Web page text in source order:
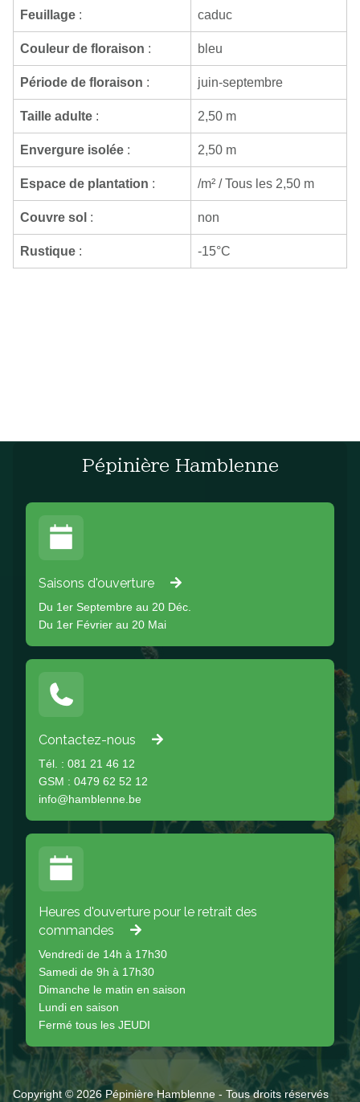
Feuillage : caduc
Couleur de floraison : bleu
Période de floraison : juin-septembre
Taille adulte : 2,50 m
Envergure isolée : 2,50 m
Espace de plantation : /m² / Tous les 2,50 m
Couvre sol : non
Rustique : -15°C
Pépinière Hamblenne
Saisons d'ouverture
Du 1er Septembre au 20 Déc.
Du 1er Février au 20 Mai
Contactez-nous
Tél. : 081 21 46 12
GSM : 0479 62 52 12
info@hamblenne.be
Heures d'ouverture pour le retrait des
commandes
Vendredi de 14h à 17h30
Samedi de 9h à 17h30
Dimanche le matin en saison
Lundi en saison
Fermé tous les JEUDI
Copyright © 2026 Pépinière Hamblenne - Tous droits réservés